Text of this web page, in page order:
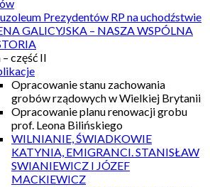
Prezydentów RP na uchodźstwie
GALICYJSKA – NASZA WSPÓLNA
– część II
Opracowanie stanu zachowania
grobów rządowych w Wielkiej Brytanii
Opracowanie planu renowacji grobu
prof. Leona Bilińskiego
WILNIANIE, ŚWIADKOWIE
KATYNIA, EMIGRANCI. STANISŁAW
SWIANIEWICZ I JÓZEF
MACKIEWICZ